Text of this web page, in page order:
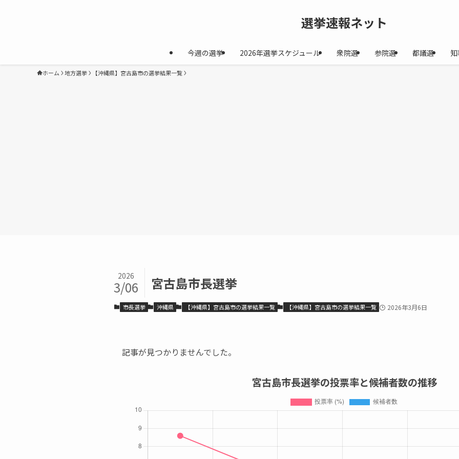
選挙速報ネット
今週の選挙 2026年選挙スケジュール 衆院選 参院選 都議選
ホーム 地方選挙 【沖縄県】宮古島市の選挙結果一覧
宮古島市長選挙
2026
3/06
市長選挙 沖縄県 【沖縄県】宮古島市の選挙結果一覧 【沖縄県】宮古島市の選挙結果一覧 2026年3月6日
記事が見つかりませんでした。
宮古島市長選挙の投票率と候補者数の推移